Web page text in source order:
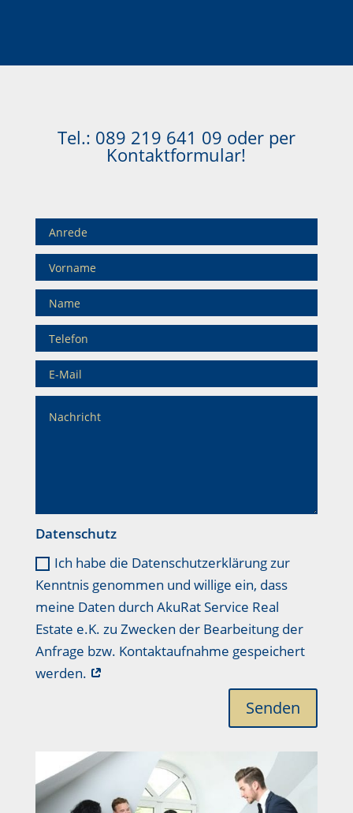
Tel.: 089 219 641 09 oder per
Kontaktformular!
Datenschutz
Ich habe die Datenschutzerklärung zur
Kenntnis genommen und willige ein, dass
meine Daten durch AkuRat Service Real
Estate e.K. zu Zwecken der Bearbeitung der
Anfrage bzw. Kontaktaufnahme gespeichert
werden.
Senden